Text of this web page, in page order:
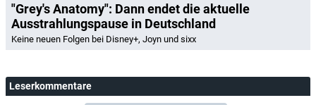
"Grey's Anatomy": Dann endet die aktuelle
Ausstrahlungspause in Deutschland
Keine neuen Folgen bei Disney+, Joyn und sixx
Leserkommentare